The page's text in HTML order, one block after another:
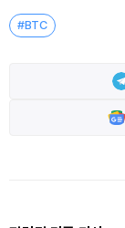
#BTC